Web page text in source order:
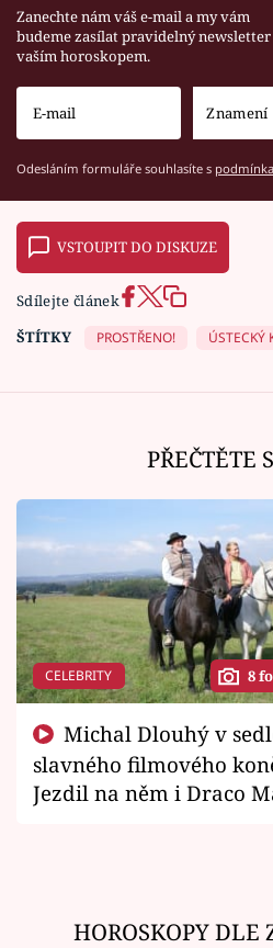
Zanechte nám váš e-mail a my vám
budeme zasílat pravidelný newsletter
vaším horoskopem.
Odesláním formuláře souhlasíte s
VSTOUPIT DO DISKUZE
Sdílejte článek
ŠTÍTKY
PROSTŘENO! ÚSTECKÝ
PŘEČTĚTE
CELEBRITY 8
slavného filmového
Jezdil na něm i Draco
HOROSKOPY DLE